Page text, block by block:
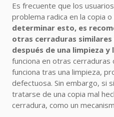
Es frecuente que los
problema radica en la copia
determinar esto, es
otras cerraduras
después de una limpieza y
funciona en otras cerraduras
funciona tras una limpieza,
defectuosa. Sin embargo, si
tratarse de una copia mal
cerradura, como un